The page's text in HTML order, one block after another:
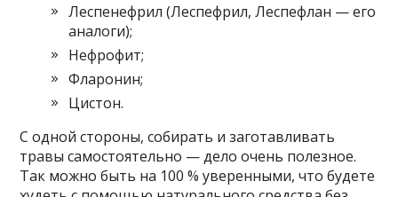
Леспенефрил (Леспефрил, Леспефлан — его
аналоги);
Нефрофит;
Фларонин;
Цистон.
С одной стороны, собирать и заготавливать
травы самостоятельно — дело очень полезное.
Так можно быть на 100 % уверенными, что будете